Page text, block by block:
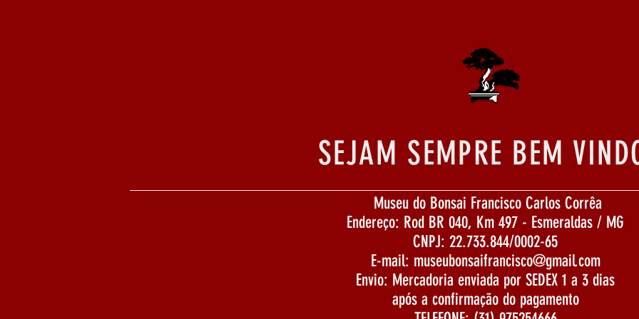
SEJAM SEMPRE BEM
Museu do Bonsai Francisco Carlos Corrêa
Endereço: Rod BR 040, Km 497 - Esmeraldas / MG
CNPJ: 22.733.844/0002-65
E-mail: museubonsaifrancisco@gmail.com
Envio: Mercadoria enviada por SEDEX 1 a 3 dias
após a confirmação do pagamento